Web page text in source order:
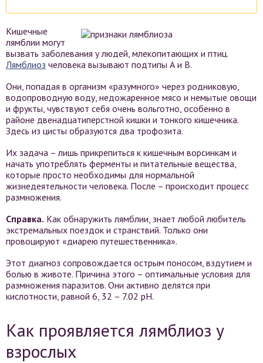
Кишечные
лямблии могут
вызвать заболевания у людей, млекопитающих и птиц.
Лямблиоз человека вызывают подтипы А и В.
Они, попадая в организм «разумного» через родниковую,
водопроводную воду, недожаренное мясо и немытые овощи
и фрукты, чувствуют себя очень вольготно, особенно в
районе двенадцатиперстной кишки и тонкого кишечника.
Здесь из цисты образуются два трофозита.
Их задача – лишь прикрепиться к кишечным ворсинкам и
начать употреблять ферменты и питательные вещества,
которые просто необходимы для нормальной
жизнедеятельности человека. После – происходит процесс
размножения.
Справка. Как обнаружить лямблии, знает любой любитель
экстремальных поездок и странствий. Только они
провоцируют «диарею путешественника».
Этот диагноз сопровождается острым поносом, вздутием и
болью в животе. Причина этого – оптимальные условия для
размножения паразитов. Они активно делятся при
кислотности, равной 6, 32 – 7.02 рH.
Как проявляется лямблиоз у
взрослых